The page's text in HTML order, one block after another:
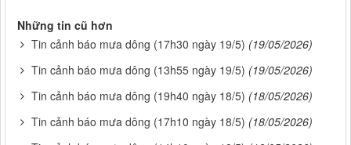
Những tin cũ hơn
Tin cảnh báo mưa dông (17h30 ngày 19/5) (19/05/2026)
Tin cảnh báo mưa dông (13h55 ngày 19/5) (19/05/2026)
Tin cảnh báo mưa dông (19h40 ngày 18/5) (18/05/2026)
Tin cảnh báo mưa dông (17h10 ngày 18/5) (18/05/2026)